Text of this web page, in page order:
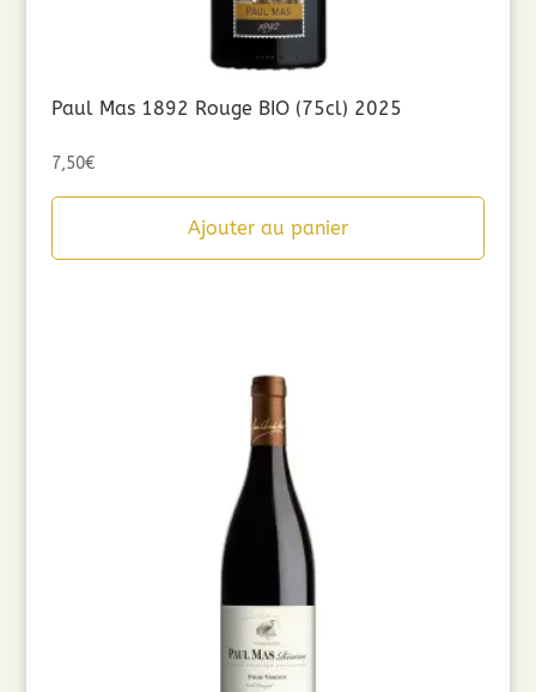
Paul Mas 1892 Rouge BIO (75cl) 2025
7,50€
Ajouter au panier